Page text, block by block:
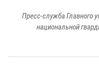
Пресс-служба Главного
национальной